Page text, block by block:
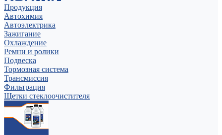
Продукция
Автохимия
Автоэлектрика
Зажигание
Охлаждение
Ремни и ролики
Подвеска
Тормозная система
Трансмиссия
Фильтрация
Щетки стеклоочистителя